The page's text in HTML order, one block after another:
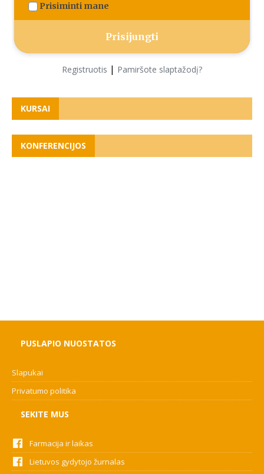
Prisiminti mane
Registruotis | Pamiršote slaptažodį?
KURSAI
KONFERENCIJOS
PUSLAPIO NUOSTATOS
Slapukai
Privatumo politika
SEKITE MUS
Farmacija ir laikas
Lietuvos gydytojo žurnalas